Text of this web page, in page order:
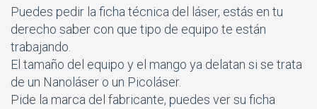
Puedes pedir la ficha técnica del láser, estás en tu
derecho saber con que tipo de equipo te están
trabajando.
El tamaño del equipo y el mango ya delatan si se trata
de un Nanoláser o un Picoláser.
Pide la marca del fabricante, puedes ver su ficha